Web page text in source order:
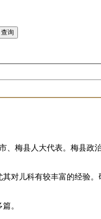
、梅县人大代表。梅县政
对儿科有较丰富的经验
。